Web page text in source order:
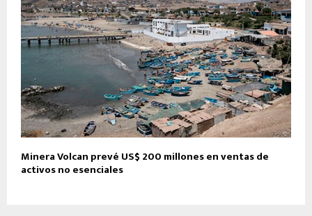
Minera Volcan prevé US$ 200 millones en ventas de
activos no esenciales